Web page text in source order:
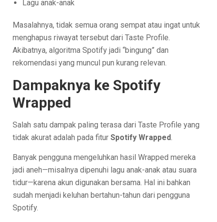
Lagu anak-anak
Masalahnya, tidak semua orang sempat atau ingat untuk
menghapus riwayat tersebut dari Taste Profile.
Akibatnya, algoritma Spotify jadi “bingung” dan
rekomendasi yang muncul pun kurang relevan.
Dampaknya ke Spotify
Wrapped
Salah satu dampak paling terasa dari Taste Profile yang
tidak akurat adalah pada fiturSpotify Wrapped
Banyak pengguna mengeluhkan hasil Wrapped mereka
jadi aneh—misalnya dipenuhi lagu anak-anak atau suara
tidur—karena akun digunakan bersama. Hal ini bahkan
sudah menjadi keluhan bertahun-tahun dari pengguna
Spotify.